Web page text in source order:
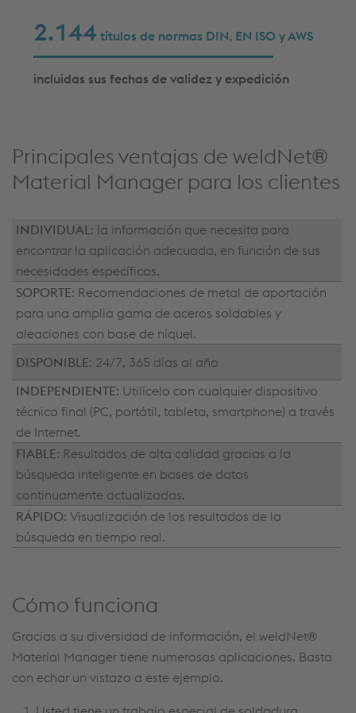
2.175 títulos de normas DIN, EN ISO y AWS
incluidas sus fechas de validez y expedición
Principales ventajas de weldNet®
Material Manager para los clientes
INDIVIDUAL: la información que necesita para
encontrar la aplicación adecuada, en función de sus
necesidades específicas.
SOPORTE: Recomendaciones de metal de aportación
para una amplia gama de aceros soldables y
aleaciones con base de níquel.
DISPONIBLE: 24/7, 365 días al año
INDEPENDIENTE: Utilícelo con cualquier dispositivo
técnico final (PC, portátil, tableta, smartphone) a través
de Internet.
FIABLE: Resultados de alta calidad gracias a la
búsqueda inteligente en bases de datos
continuamente actualizadas.
RÁPIDO: Visualización de los resultados de la
búsqueda en tiempo real.
Cómo funciona
Gracias a su diversidad de información, el weldNet®
Material Manager tiene numerosas aplicaciones. Basta
con echar un vistazo a este ejemplo.